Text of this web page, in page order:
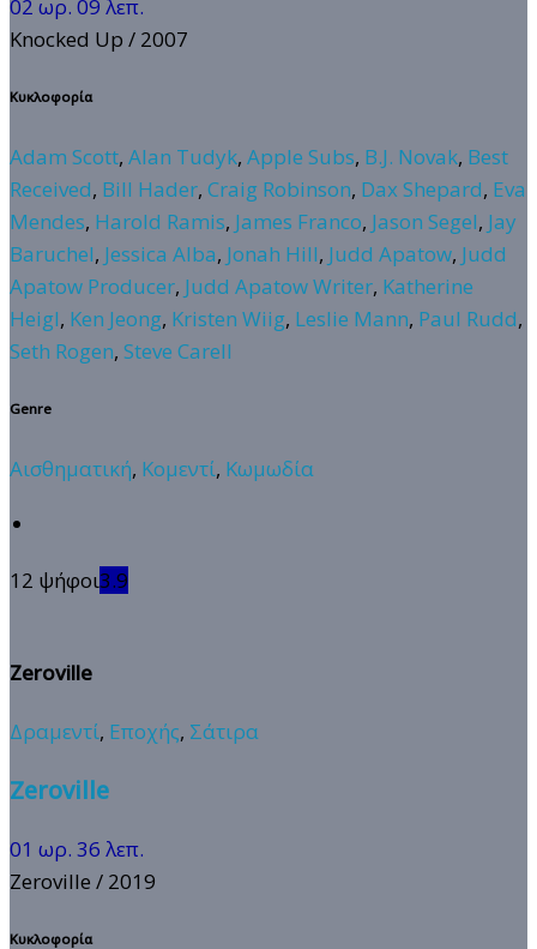
02 ωρ. 09 λεπ.
Knocked Up / 2007
Κυκλοφορία
Adam Scott, Alan Tudyk, Apple Subs, B.J. Novak, Best
Received, Bill Hader, Craig Robinson, Dax Shepard, Eva
Mendes, Harold Ramis, James Franco, Jason Segel, Jay
Baruchel, Jessica Alba, Jonah Hill, Judd Apatow, Judd
Apatow Producer, Judd Apatow Writer, Katherine
Heigl, Ken Jeong, Kristen Wiig, Leslie Mann, Paul Rudd,
Seth Rogen, Steve Carell
Genre
Αισθηματική, Κομεντί, Κωμωδία
12 ψήφοι3.9
Zeroville
Δραμεντί, Εποχής, Σάτιρα
Zeroville
01 ωρ. 36 λεπ.
Zeroville / 2019
Κυκλοφορία